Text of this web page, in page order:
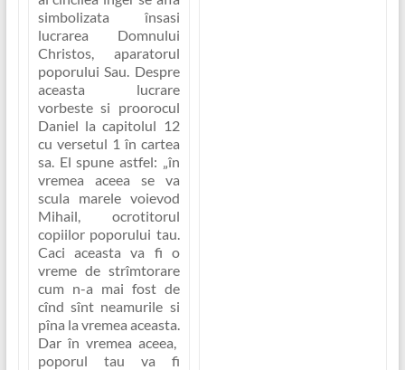
simbolizata însasi
lucrarea Domnului
Christos, aparatorul
poporului Sau. Despre
aceasta lucrare
vorbeste si proorocul
Daniel la capitolul 12
cu versetul 1 în cartea
sa. El spune astfel:
„în
vremea aceea se va
scula marele voievod
Mihail, ocrotitorul
copiilor poporului tau.
Caci aceasta va fi o
vreme de strîmtorare
cum n-a mai fost de
cînd sînt neamurile si
pîna la vremea aceasta.
Dar în vremea aceea,
poporul tau va fi